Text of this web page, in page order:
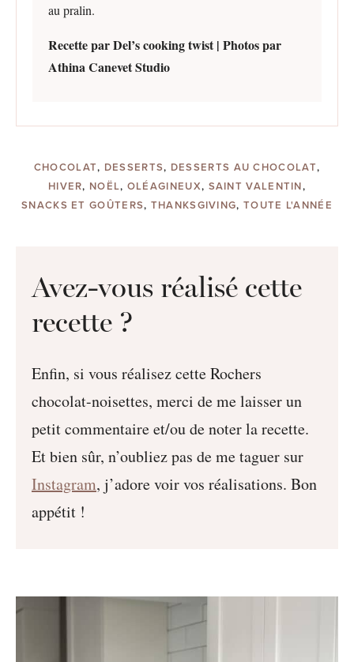
au pralin.
Recette par Del’s cooking twist | Photos par
Athina Canevet Studio
CHOCOLAT, DESSERTS, DESSERTS AU CHOCOLAT,
HIVER, NOËL, OLÉAGINEUX, SAINT VALENTIN,
SNACKS ET GOÛTERS, THANKSGIVING,TOUTE L'ANNÉE
Avez-vous réalisé cette
recette ?
Enfin, si vous réalisez cette Rochers
chocolat-noisettes, merci de me laisser un
petit commentaire et/ou de noter la recette.
Et bien sûr, n’oubliez pas de me taguer sur
Instagram, j’adore voir vos réalisations. Bon
appétit !